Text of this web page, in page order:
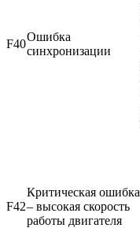
F40
Ошибка
синхронизации
F42
Критическая ошибка
– высокая скорость
работы двигателя